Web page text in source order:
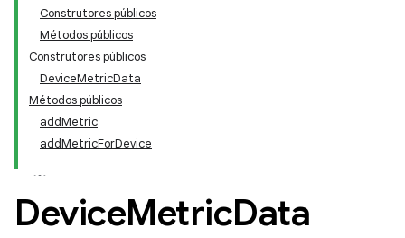
Construtores públicos
Métodos públicos
Construtores públicos
DeviceMetricData
Métodos públicos
addMetric
addMetricForDevice
DeviceMetricData